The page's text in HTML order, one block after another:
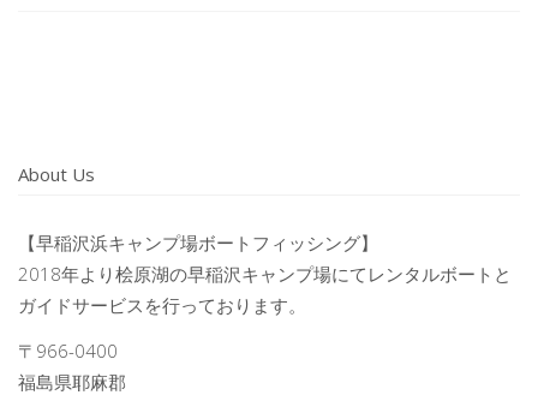
About Us
【早稲沢浜キャンプ場ボートフィッシング】
2018年より桧原湖の早稲沢キャンプ場にてレンタルボートと
ガイドサービスを行っております。
〒966-0400
福島県耶麻郡